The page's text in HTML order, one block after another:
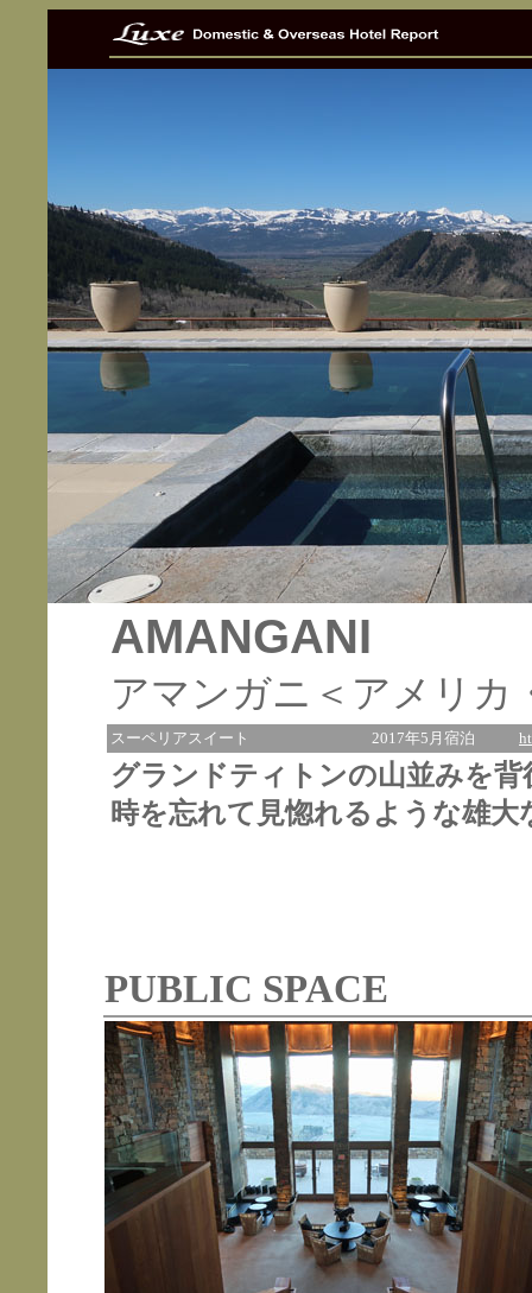
AMANGANI
アマンガニ＜アメリカ
スーペリアスイート 2017年5月宿泊
グランドティトンの山並みを
時を忘れて見惚れるような雄
PUBLIC SPACE